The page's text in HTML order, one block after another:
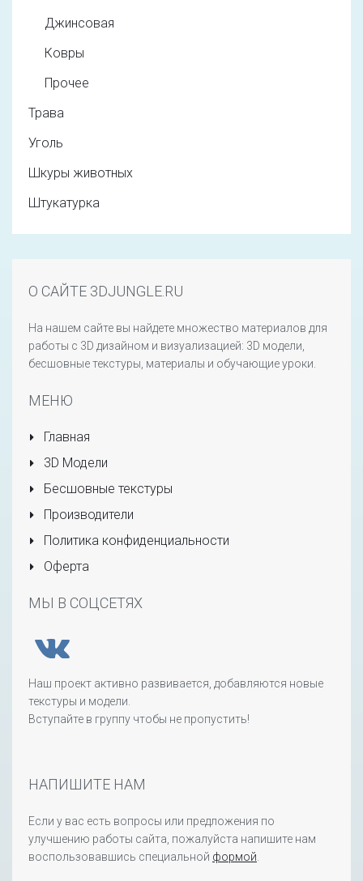
Джинсовая
Ковры
Прочее
Трава
Уголь
Шкуры животных
Штукатурка
О САЙТЕ 3DJUNGLE.RU
На нашем сайте вы найдете множество материалов для
работы с 3D дизайном и визуализацией: 3D модели,
бесшовные текстуры, материалы и обучающие уроки.
МЕНЮ
Главная
3D Модели
Бесшовные текстуры
Производители
Политика конфиденциальности
Оферта
МЫ В СОЦСЕТЯХ
Наш проект активно развивается, добавляются новые
текстуры и модели.
Вступайте в группу чтобы не пропустить!
НАПИШИТЕ НАМ
Если у вас есть вопросы или предложения по
улучшению работы сайта, пожалуйста напишите нам
воспользовавшись специальной формой.